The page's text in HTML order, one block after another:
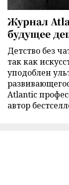
Журнал
будущее
Детство без
так как
уподоблен
Atlantic
автор